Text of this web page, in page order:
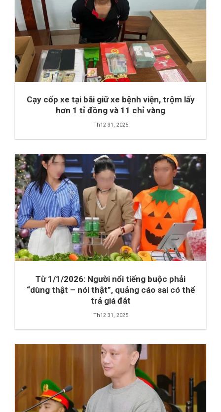
Cạy cốp xe tại bãi giữ xe bệnh viện, trộm lấy
hơn 1 tỉ đồng và 11 chỉ vàng
Th12 31, 2025
Từ 1/1/2026: Người nổi tiếng buộc phải
“dùng thật – nói thật”, quảng cáo sai có thể
trả giá đắt
Th12 31, 2025